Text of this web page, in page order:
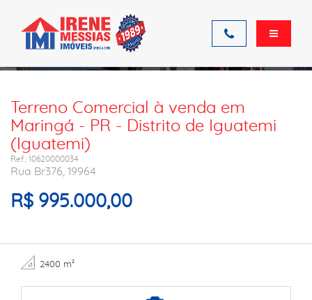
Ficha do imóvel
Terreno Comercial à venda em
Maringá - PR - Distrito de Iguatemi
(Iguatemi)
Ref.: 10620000034
Rua Br376, 19964
R$ 995.000,00
2400 m²